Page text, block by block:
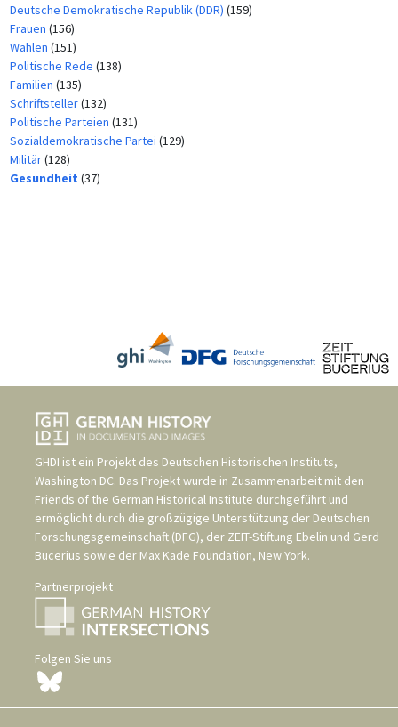
Deutsche Demokratische Republik (DDR) (159)
Frauen (156)
Wahlen (151)
Politische Rede (138)
Familien (135)
Schriftsteller(132)
Politische Parteien (131)
Sozialdemokratische Partei (129)
Militär(128)
Gesundheit (37)
GHDI ist ein Projekt des Deutschen Historischen Instituts,
Washington DC. Das Projekt wurde in Zusammenarbeit mit den
Friends of the German Historical Institute durchgeführt und
ermöglicht durch die großzügige Unterstützung der Deutschen
Forschungsgemeinschaft (DFG), der ZEIT-Stiftung Ebelin und Gerd
Bucerius sowie der Max Kade Foundation, New York.
Partnerprojekt
Folgen Sie uns